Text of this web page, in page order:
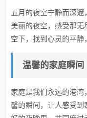
五月的夜空宁静而深邃
美丽的夜空，感受那无
空下，找到心灵的平静
温馨的家庭瞬间
家庭是我们永远的港
馨的瞬间，让人感受